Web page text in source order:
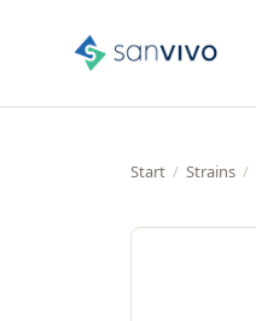
Start / Strains /